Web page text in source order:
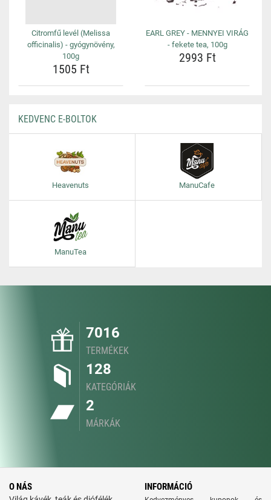
Citromfű levél (Melissa
officinalis) - gyógynövény,
100g
1505 Ft
EARL GREY - MENNYEI VIRÁG
- fekete tea, 100g
2993 Ft
KEDVENC E-BOLTOK
Heavenuts ManuCafe
ManuTea
7016
TERMÉKEK
128
KATEGÓRIÁK
2
MÁRKÁK
O NÁS INFORMÁCIÓ